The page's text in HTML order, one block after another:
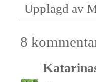
Upplagd av
8